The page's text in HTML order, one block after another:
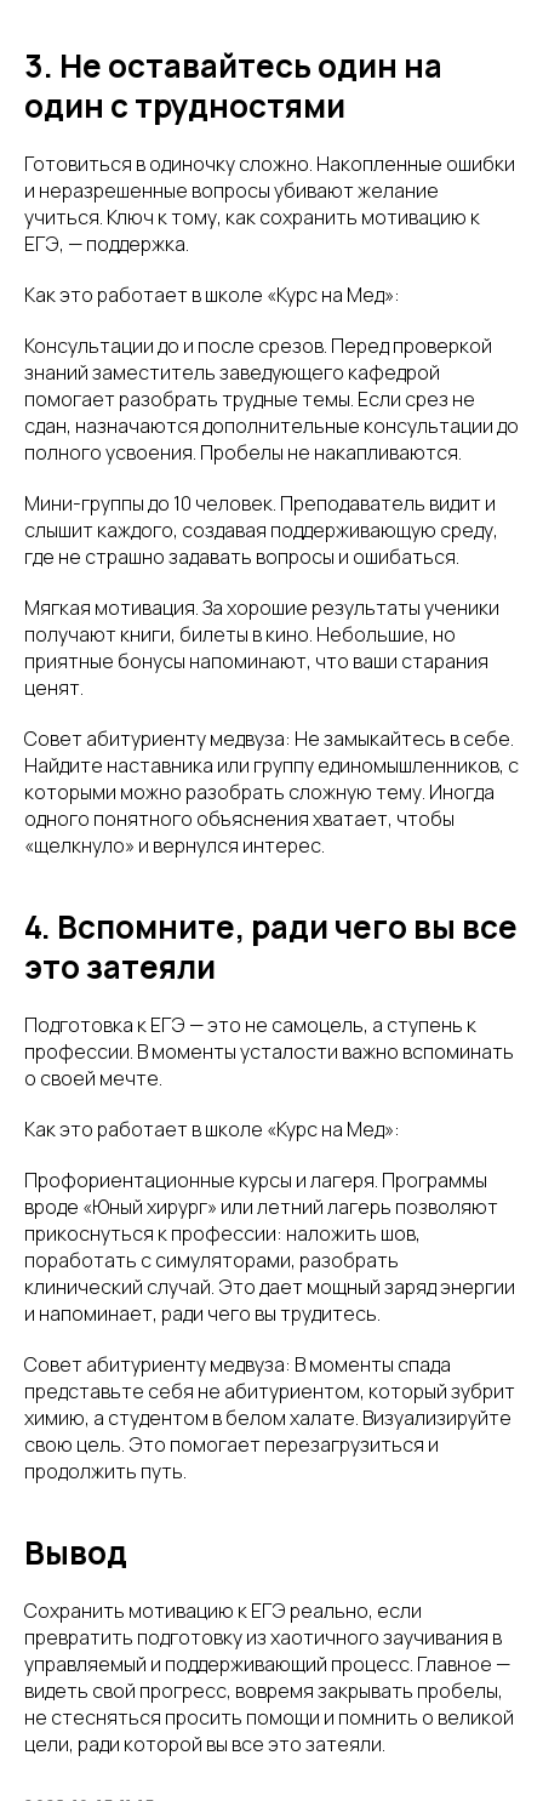
3. Не оставайтесь один на
один с трудностями
Готовиться в одиночку сложно. Накопленные ошибки
и неразрешенные вопросы убивают желание
учиться. Ключ к тому, как сохранить мотивацию к
ЕГЭ, — поддержка.
Как это работает в школе «Курс на Мед»:
Консультации до и после срезов. Перед проверкой
знаний заместитель заведующего кафедрой
помогает разобрать трудные темы. Если срез не
сдан, назначаются дополнительные консультации до
полного усвоения. Пробелы не накапливаются.
Мини-группы до 10 человек. Преподаватель видит и
слышит каждого, создавая поддерживающую среду,
где не страшно задавать вопросы и ошибаться.
Мягкая мотивация. За хорошие результаты ученики
получают книги, билеты в кино. Небольшие, но
приятные бонусы напоминают, что ваши старания
ценят.
Совет абитуриенту медвуза: Не замыкайтесь в себе.
Найдите наставника или группу единомышленников, с
которыми можно разобрать сложную тему. Иногда
одного понятного объяснения хватает, чтобы
«щелкнуло» и вернулся интерес.
4. Вспомните, ради чего вы все
это затеяли
Подготовка к ЕГЭ — это не самоцель, а ступень к
профессии. В моменты усталости важно вспоминать
о своей мечте.
Как это работает в школе «Курс на Мед»:
Профориентационные курсы и лагеря. Программы
вроде «Юный хирург» или летний лагерь позволяют
прикоснуться к профессии: наложить шов,
поработать с симуляторами, разобрать
клинический случай. Это дает мощный заряд энергии
и напоминает, ради чего вы трудитесь.
Совет абитуриенту медвуза: В моменты спада
представьте себя не абитуриентом, который зубрит
химию, а студентом в белом халате. Визуализируйте
свою цель. Это помогает перезагрузиться и
продолжить путь.
Вывод
Сохранить мотивацию к ЕГЭ реально, если
превратить подготовку из хаотичного заучивания в
управляемый и поддерживающий процесс. Главное —
видеть свой прогресс, вовремя закрывать пробелы,
не стесняться просить помощи и помнить о великой
цели, ради которой вы все это затеяли.